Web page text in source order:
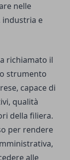
nelle
industria e
richiamato il
strumento
capace di
qualità
della filiera.
per rendere
alle